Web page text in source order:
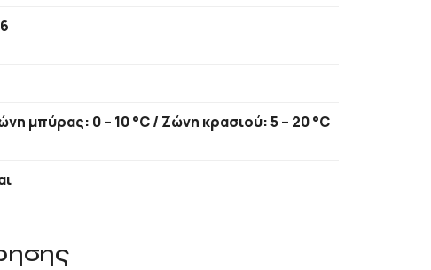
μπύρας: 0 – 10 °C / Ζώνη κρασιού: 5 – 20 °C